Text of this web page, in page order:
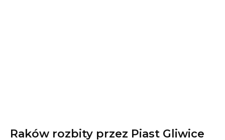
Raków rozbity przez Piast Gliwice